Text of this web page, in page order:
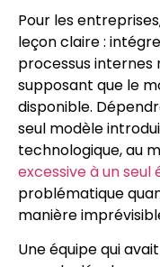
Pour les
leçon claire :
processus internes
supposant que le
disponible.
seul modèle
technologique, au
excessive à un seul
problématique
manière
Une équipe qui